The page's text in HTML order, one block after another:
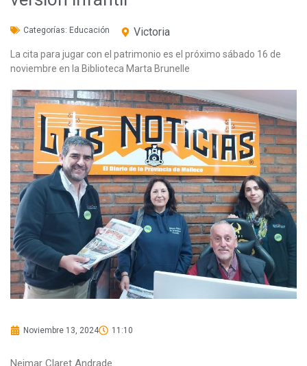
Categorías: Educación Victoria
La cita para jugar con el patrimonio es el próximo sábado 16 de
noviembre en la Biblioteca Marta Brunelle
Noviembre 13, 2024 11:10
Neimar Claret Andrade